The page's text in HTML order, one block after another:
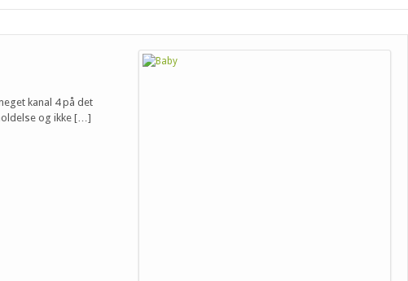
kanal 4 på det
og ikke […]